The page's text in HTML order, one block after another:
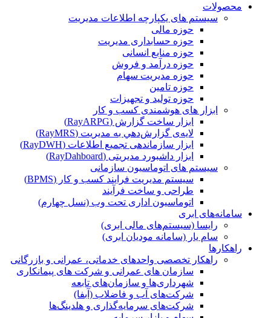
محصولات
سیستم های یکپارچه اطلاعات مدیریت
حوزه مالی
حوزه حسابداری مدیریت
حوزه منابع انسانی
حوزه درآمد و فروش
حوزه مدیریت سهام
حوزه تامین
حوزه تولید و تجهیزات
ابزار های هوشمندی کسب و کار
ابزار ساخت گزارش (RayARPG)
لایه‌ی گزارش‌دهي به مديريت (RayMRS)
ابزار سازماندهی تجمیع اطلاعات (RayDWH)
ابزار داشبورد مدیریتی (RayDahboard)
سیستم های اتوماسیون سازمانی
سیستم مدیریت فرایند کسب و کار (BPMS)
طراحی و ساخت فرآیند
اتوماسیون اداری تحت وب (نسل چهارم)
سامانه‌های ابری
رایسا (سیستم‌های مالی ابری)
سام یار (سامانه مودیان ابری)
راهکارها
راهکار تخصصی واحدهای خدماتی، عمرانی و بازرگانی
سازمان های عمرانی و شرکت های پیمانکاری
شهرداری‌ها و سازمان‌های تابعه
شرکت‌های آب و فاضلاب (آبفا)
شرکت‌های سرمایه‌گذاری و هلدینگ‌ها